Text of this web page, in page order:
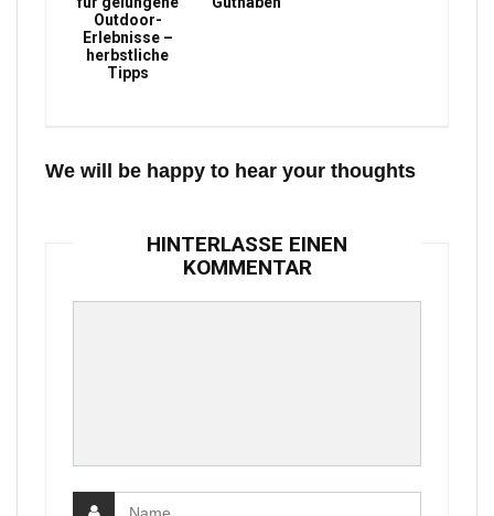
Outdoor-
Erlebnisse –
herbstliche
Tipps
We will be happy to hear your thoughts
HINTERLASSE EINEN
KOMMENTAR